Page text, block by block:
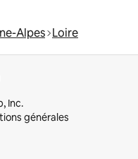
Alpes Loire
Inc.
générales